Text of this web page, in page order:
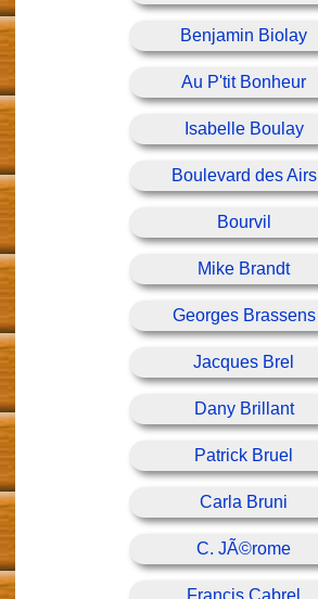
Benjamin Biolay
Au P'tit Bonheur
Isabelle Boulay
Boulevard des Airs
Bourvil
Mike Brandt
Georges Brassens
Jacques Brel
Dany Brillant
Patrick Bruel
Carla Bruni
C. JÃ©rome